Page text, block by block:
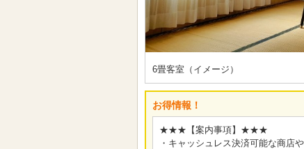
6畳客室（イメージ）
お得情報！
★★★【案内事項】★★★
・キャッシュレス決済可能な商店